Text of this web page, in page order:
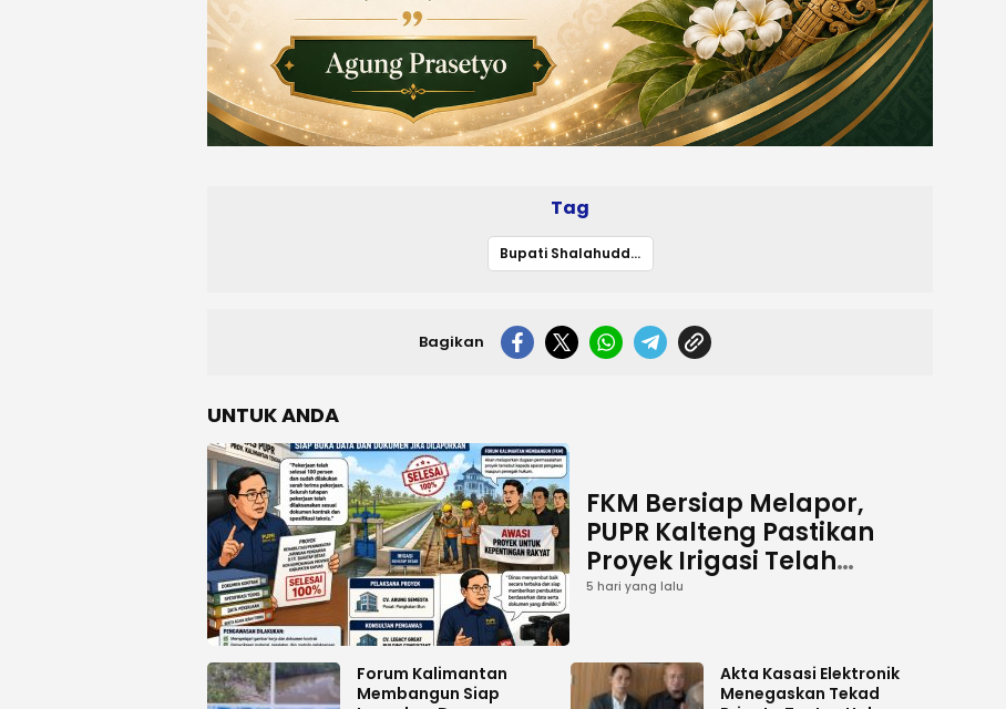
Tag
Bupati Shalahuddin Tegaskan Komitmen Tata Kelola Keuangan Daerah yang Transparan
Bagikan
UNTUK ANDA
FKM Bersiap Melapor,
PUPR Kalteng Pastikan
Proyek Irigasi Telah
Tuntas
5 hari yang lalu
Forum Kalimantan
Membangun Siap
Akta Kasasi Elektronik
Menegaskan Tekad